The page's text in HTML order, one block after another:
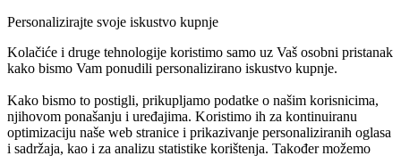
Personalizirajte svoje iskustvo kupnje
Kolačiće i druge tehnologije koristimo samo uz Vaš osobni pristanak
kako bismo Vam ponudili personalizirano iskustvo kupnje.
Kako bismo to postigli, prikupljamo podatke o našim korisnicima,
njihovom ponašanju i uređajima. Koristimo ih za kontinuiranu
optimizaciju naše web stranice i prikazivanje personaliziranih oglasa
i sadržaja, kao i za analizu statistike korištenja. Također možemo